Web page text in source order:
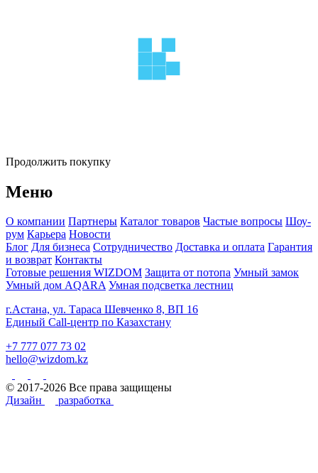
Продолжить покупку
Меню
О компании Партнеры Каталог товаров Частые вопросы Шоу-
рум Карьера Новости
Блог Для бизнеса Сотрудничество Доставка и оплата Гарантия
и возврат Контакты
Готовые решения WIZDOM Защита от потопа Умный замок
Умный дом AQARA Умная подсветка лестниц
г.Астана, ул. Тараса Шевченко 8, ВП 16
Единый Call-центр по Казахстану
+7 777 077 73 02
hello@wizdom.kz
© 2017-2026 Все права защищены
Дизайн
разработка